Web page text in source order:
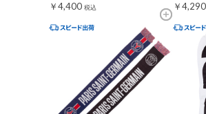
￥4,400 税込 ￥4,290